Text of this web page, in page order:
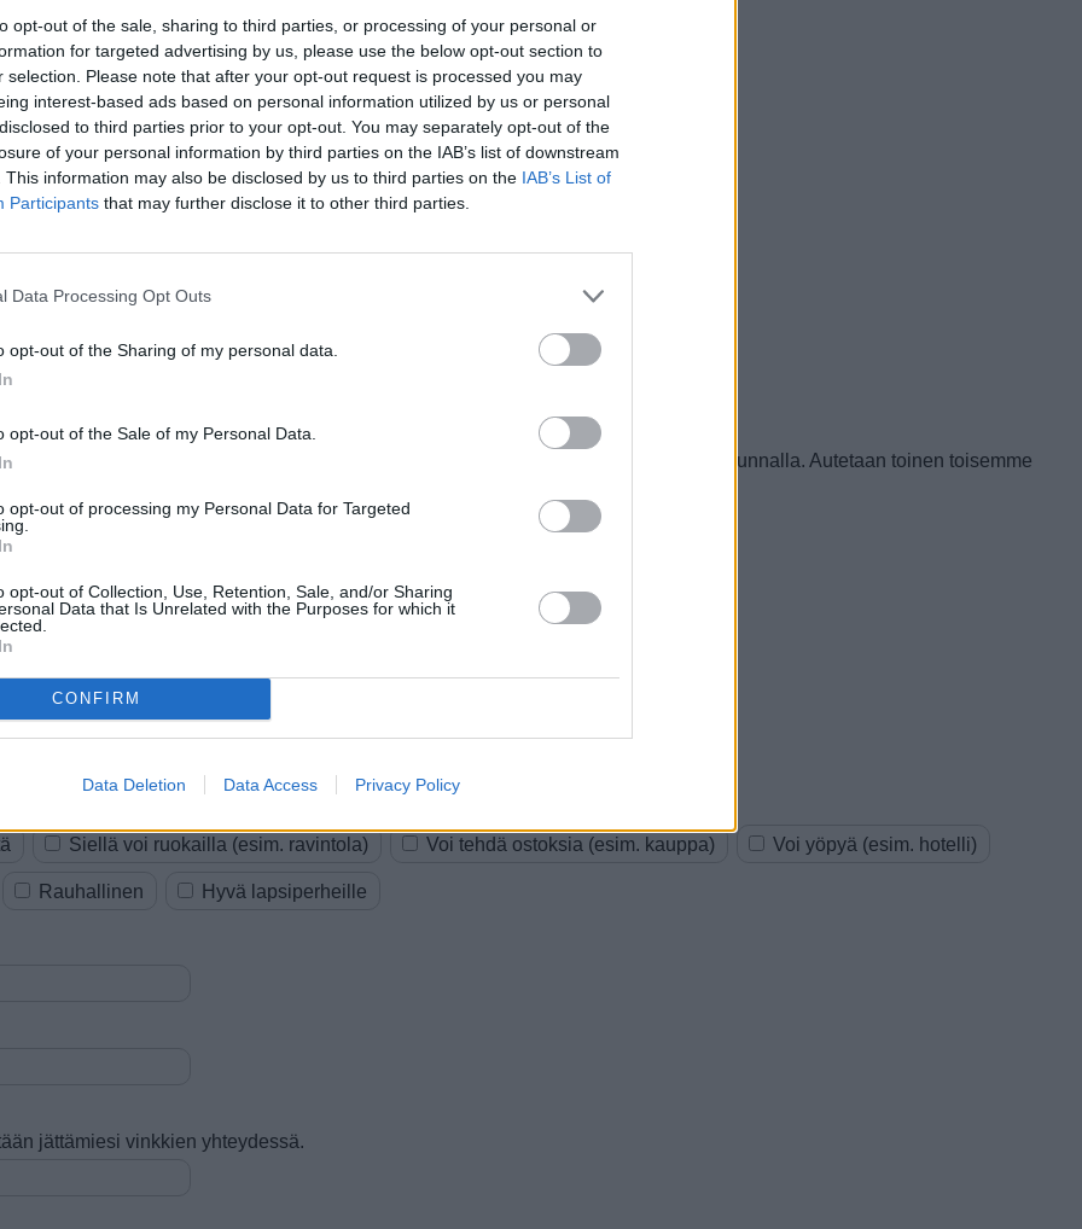
opt-out of the sale, sharing to third parties, or processing of your personal or
for targeted advertising by us, please use the below opt-out section to
selection. Please note that after your opt-out request is processed you may
interest-based ads based on personal information utilized by us or personal
to third parties prior to your opt-out. You may separately opt-out of the
of your personal information by third parties on the IAB’s list of downstream
This information may also be disclosed by us to third parties on the IAB’s List of
Participants that may further disclose it to other third parties.
Data Processing Opt Outs
opt-out of the Sharing of my personal data.
opt-out of the Sale of my Personal Data.
opt-out of processing my Personal Data for Targeted
opt-out of Collection, Use, Retention, Sale, and/or Sharing
Data that Is Unrelated with the Purposes for which it
CONFIRM
Data Deletion Data Access Privacy Policy
ja
tapahtumasta, ajanvietteestä – tai mistä tahansa kokemisen arvoisesta tällä paikkakunnalla. Autetaan toinen toisemme
( 0 / 500 merkkiä käytetty )
Siellä voi ruokailla (esim. ravintola) Voi tehdä ostoksia (esim. kauppa) Voi yöpyä (esim. hotelli)
Rauhallinen Hyvä lapsiperheille
jättämiesi vinkkien yhteydessä.